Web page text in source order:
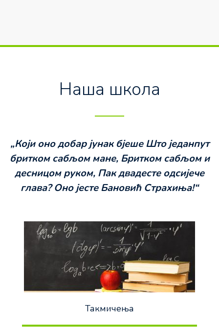
Наша школа
„Који оно добар јунак бјеше Што једанпут
бритком сабљом мане, Бритком сабљом и
десницом руком, Пак двадесте одсијече
глава? Оно јесте Бановић Страхиња!“
Такмичења